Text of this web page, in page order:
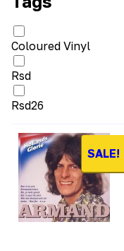
Coloured Vinyl
Rsd
Rsd26
SALE!